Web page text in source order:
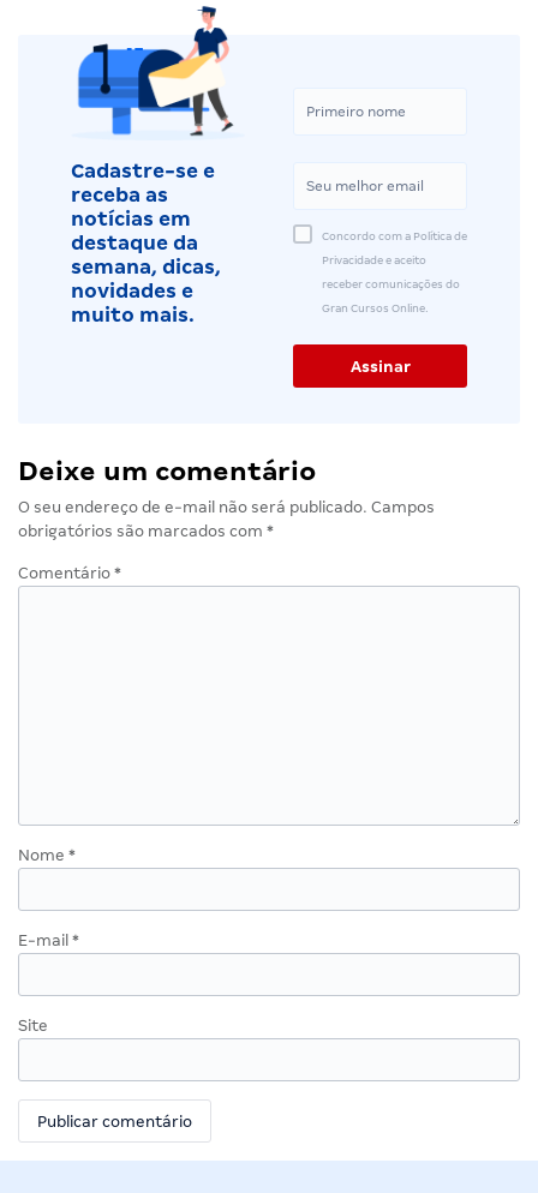
Cadastre-se e
receba as
notícias em
destaque da
semana, dicas,
novidades e
muito mais.
Concordo com a Política de
Privacidade e aceito
receber comunicações do
Gran Cursos Online.
Deixe um comentário
O seu endereço de e-mail não será publicado. Campos
obrigatórios são marcados com *
Comentário *
Nome *
E-mail *
Site